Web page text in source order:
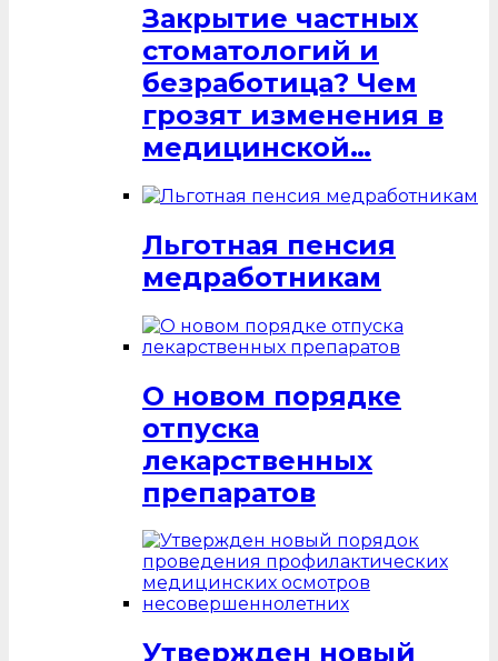
Закрытие частных
стоматологий и
безработица? Чем
грозят изменения в
медицинской…
Льготная пенсия
медработникам
О новом порядке
отпуска
лекарственных
препаратов
Утвержден новый